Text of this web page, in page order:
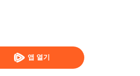
앱 열기